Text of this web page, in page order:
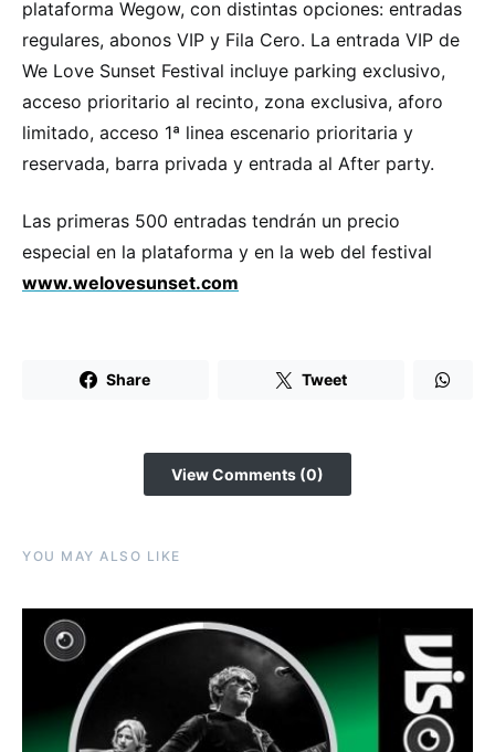
plataforma Wegow, con distintas opciones: entradas
regulares, abonos VIP y Fila Cero. La entrada VIP de
We Love Sunset Festival incluye parking exclusivo,
acceso prioritario al recinto, zona exclusiva, aforo
limitado, acceso 1ª linea escenario prioritaria y
reservada, barra privada y entrada al After party.
Las primeras 500 entradas tendrán un precio
especial en la plataforma y en la web del festival
www.welovesunset.com
Share Tweet
View Comments (0)
YOU MAY ALSO LIKE